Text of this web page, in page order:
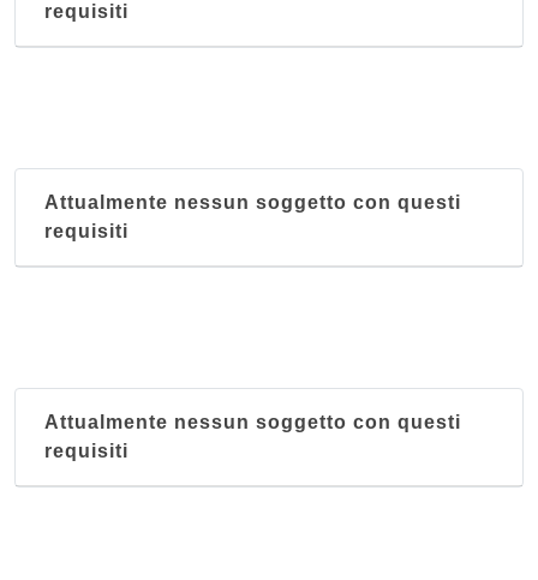
requisiti
Attualmente nessun soggetto con questi
requisiti
Attualmente nessun soggetto con questi
requisiti